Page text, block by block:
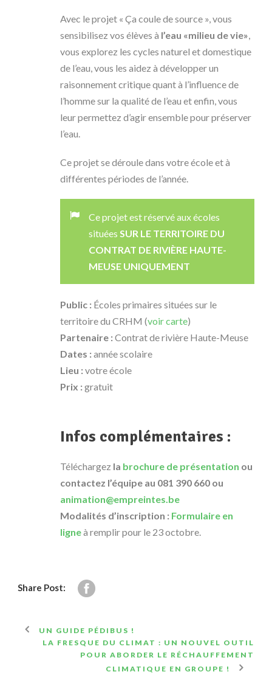
Avec le projet « Ça coule de source », vous
sensibilisez vos élèves à l’eau «milieu de vie»,
vous explorez les cycles naturel et domestique
de l’eau, vous les aidez à développer un
raisonnement critique quant à l’influence de
l’homme sur la qualité de l’eau et enfin, vous
leur permettez d’agir ensemble pour préserver
l’eau.
Ce projet se déroule dans votre école et à
différentes périodes de l’année.
Ce projet est réservé aux écoles
situées SUR LE TERRITOIRE DU
CONTRAT DE RIVIÈRE HAUTE-
MEUSE UNIQUEMENT
Public : Écoles primaires situées sur le
territoire du CRHM (voir carte)
Partenaire : Contrat de rivière Haute-Meuse
Dates : année scolaire
Lieu : votre école
Prix : gratuit
Infos complémentaires :
Téléchargez la brochure de présentation ou
contactez l’équipe au 081 390 660 ou
animation@empreintes.be
Modalités d’inscription : Formulaire en
ligneà remplir pour le 23 octobre.
Share Post:
UN GUIDE PÉDIBUS !
LA FRESQUE DU CLIMAT : UN NOUVEL OUTIL
POUR ABORDER LE RÉCHAUFFEMENT
CLIMATIQUE EN GROUPE !